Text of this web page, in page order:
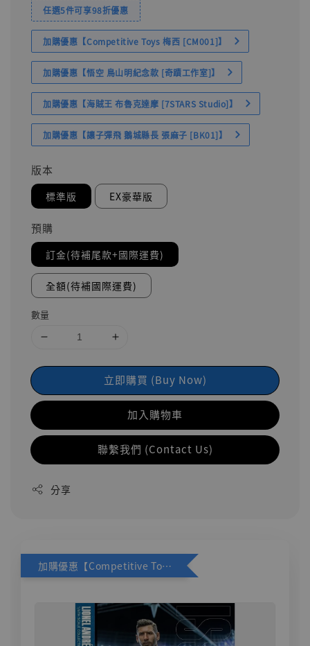
任選5件可享98折優惠
加購優惠【Competitive Toys 梅西 [CM001]】
加購優惠【悟空 鳥山明紀念款 [奇蹟工作室]】
加購優惠【海賊王 布魯克達摩 [7STARS Studio]】
加購優惠【讓子彈飛 鵝城縣長 張麻子 [BK01]】
版本
標準版 EX豪華版
預購
訂金(待補尾款+國際運費)
全額(待補國際運費)
數量
立即購買 (Buy Now)
加入購物車
聯繫我們 (Contact Us)
分享
加購優惠【Competitive Toys 梅西 [CM001]】